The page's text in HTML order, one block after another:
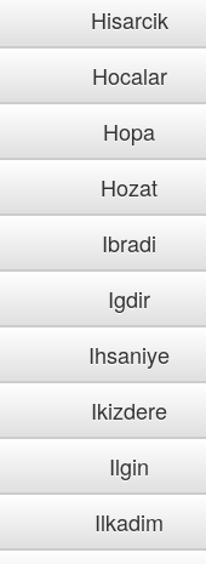
Hisarcik
Hocalar
Hopa
Hozat
Ibradi
Igdir
Ihsaniye
Ikizdere
Ilgin
Ilkadim